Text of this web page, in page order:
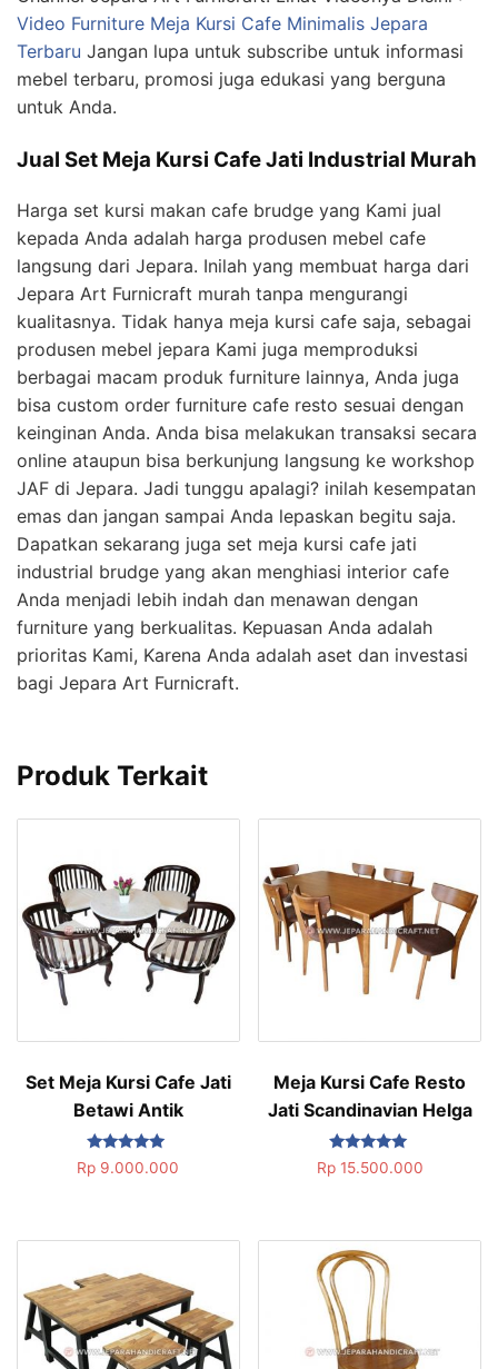
Video Furniture Meja Kursi Cafe Minimalis Jepara
Terbaru Jangan lupa untuk subscribe untuk informasi
mebel terbaru, promosi juga edukasi yang berguna
untuk Anda.
Jual Set Meja Kursi Cafe Jati Industrial Murah
Harga set kursi makan cafe brudge yang Kami jual
kepada Anda adalah harga produsen mebel cafe
langsung dari Jepara. Inilah yang membuat harga dari
Jepara Art Furnicraft murah tanpa mengurangi
kualitasnya. Tidak hanya meja kursi cafe saja, sebagai
produsen mebel jepara Kami juga memproduksi
berbagai macam produk furniture lainnya, Anda juga
bisa custom order furniture cafe resto sesuai dengan
keinginan Anda. Anda bisa melakukan transaksi secara
online ataupun bisa berkunjung langsung ke workshop
JAF di Jepara. Jadi tunggu apalagi? inilah kesempatan
emas dan jangan sampai Anda lepaskan begitu saja.
Dapatkan sekarang juga set meja kursi cafe jati
industrial brudge yang akan menghiasi interior cafe
Anda menjadi lebih indah dan menawan dengan
furniture yang berkualitas. Kepuasan Anda adalah
prioritas Kami, Karena Anda adalah aset dan investasi
bagi Jepara Art Furnicraft.
Produk Terkait
Set Meja Kursi Cafe Jati
Betawi Antik
Dinilai
5.00
Rp 9.000.000
Meja Kursi Cafe Resto
Jati Scandinavian Helga
Dinilai
5.00
Rp15.500.000